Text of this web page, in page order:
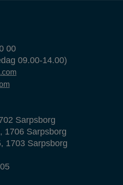
00
09.00-14.00)
Sarpsborg
1706 Sarpsborg
1703 Sarpsborg